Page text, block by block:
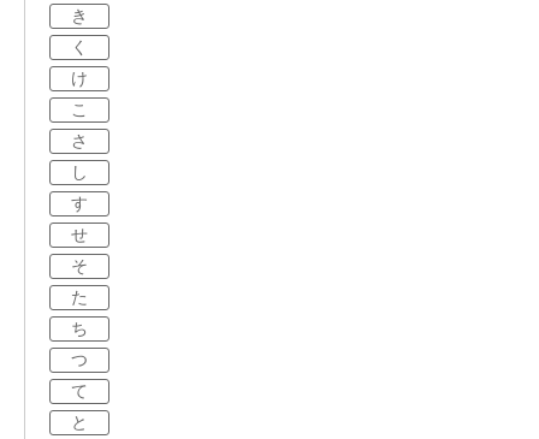
き
く
け
こ
さ
し
す
せ
そ
た
ち
つ
て
と